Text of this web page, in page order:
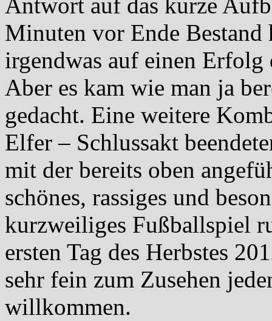
Antwort auf das kurze
Minuten vor Ende
irgendwas auf einen Erfolg
Aber es kam wie man ja
gedacht. Eine weitere
Elfer – Schlussakt
mit der bereits oben
schönes, rassiges und
kurzweiliges Fußballspiel
ersten Tag des Herbstes
sehr fein zum Zusehen
willkommen.